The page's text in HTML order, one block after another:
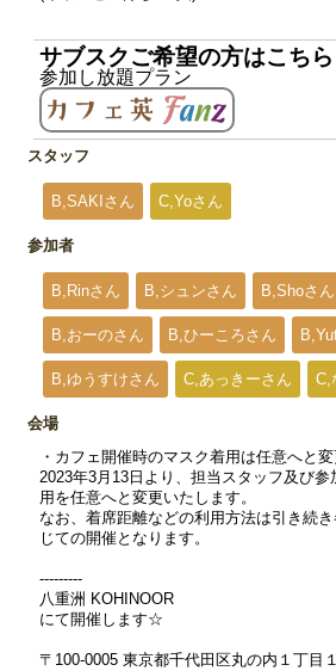
サブスクご希望の方はこちら
参加し放題プラン
スタッフ
B,SAKIさん C,Yoさん
参加者
B,Rinさん B,シュンさん B,Shoさん
B,おーのさん B,ひーころさん
B,ゆうすけさん C,あっきーさん C,
会場
・カフェ開催時のマスク着用は任意へと変
2023年3月13日より、担当スタッフ及び
用を任意へと変更いたします。
なお、着席距離などの利用方法は引き続
じての開催となります。
---------
八重洲 KOHINOOR
にて開催します☆
〒100-0005 東京都千代田区丸の内１丁目